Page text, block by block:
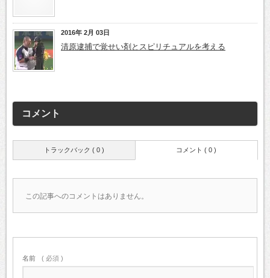
2016年 2月 03日
清原逮捕で覚せい剤とスピリチュアルを考える
コメント
トラックバック ( 0 ) コメント ( 0 )
この記事へのコメントはありません。
名前 ( 必須 )